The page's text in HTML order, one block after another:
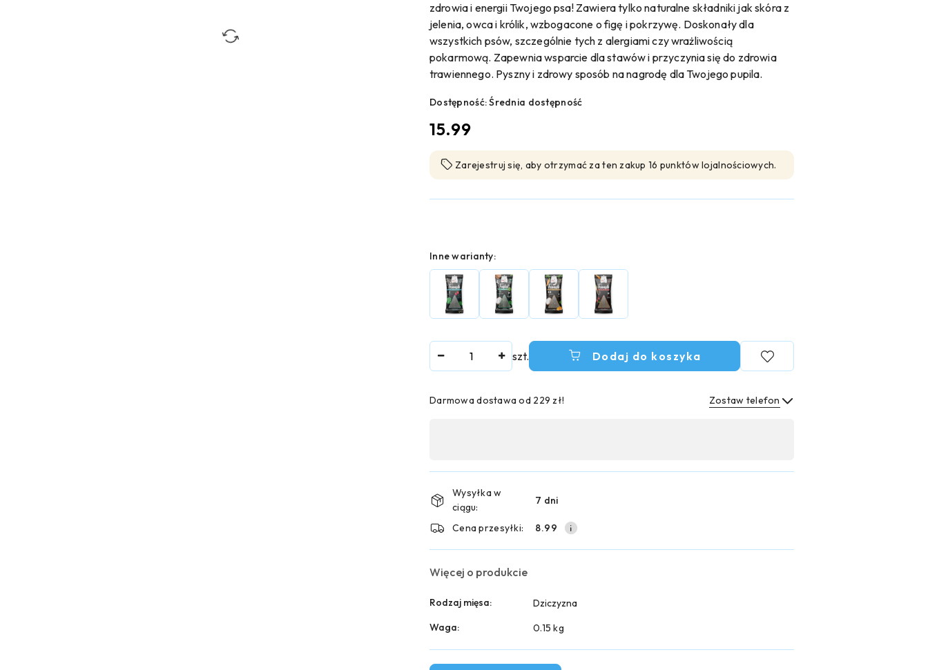
zdrowia i energii Twojego psa! Zawiera tylko naturalne składniki jak skóra z
jelenia, owca i królik, wzbogacone o figę i pokrzywę. Doskonały dla
wszystkich psów, szczególnie tych z alergiami czy wrażliwością
pokarmową. Zapewnia wsparcie dla stawów i przyczynia się do zdrowia
trawiennego. Pyszny i zdrowy sposób na nagrodę dla Twojego pupila.
Dostępność:Średnia dostępność
cena:
15.99
Zarejestruj się, aby otrzymać za ten zakup 16 punktów lojalnościowych.
Wariant
Inne warianty:
szt. Dodaj do koszyka
Darmowa dostawa od 229 zł! Zostaw telefon
płatność
i
dostawa
Wysyłka w
ciągu:
7 dni
Cena przesyłki: 8.99
Więcej o produkcie
Rodzaj mięsa:
Dziczyzna
Waga:
0.15 kg